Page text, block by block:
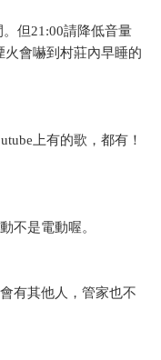
但21:00請降低音量
會嚇到村莊內早睡的
上有的歌，都有！
不是電動喔。
有其他人，管家也不